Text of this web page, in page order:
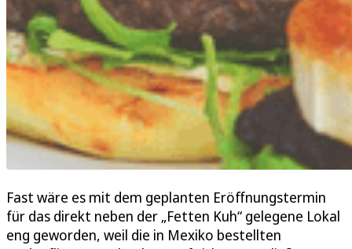
Fast wäre es mit dem geplanten Eröffnungstermin
für das direkt neben der „Fetten Kuh“ gelegene Lokal
eng geworden, weil die in Mexiko bestellten